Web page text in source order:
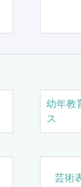
幼年教
ス
芸術